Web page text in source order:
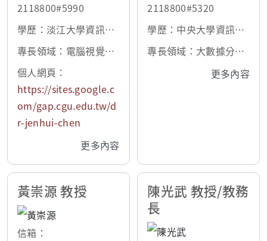
2118800#5990
學歷：淡江大學資訊工
程博士
專長領域：電腦視覺、
金融科技、多媒體、醫
學影像、物聯網
個人網頁：
https://sites.google.c
om/gap.cgu.edu.tw/d
r-jenhui-chen
更多內容
2118800#5320
學歷：中央大學資訊工
程博士
專長領域：大數據分
析、醫學影像分析、智
更多內容
黃崇源 教授
信箱：
陳光武 教授/教務
長